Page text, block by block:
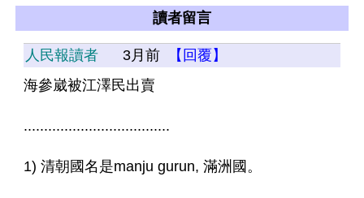
讀者留言
人民報讀者 3月前
【回覆】
海參崴被江澤民出賣
....................................
1) 清朝國名是manju gurun, 滿洲國。